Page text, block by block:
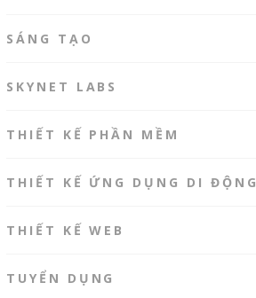
SÁNG TẠO
SKYNET LABS
THIẾT KẾ PHẦN MỀM
THIẾT KẾ ỨNG DỤNG DI ĐỘNG
THIẾT KẾ WEB
TUYỂN DỤNG